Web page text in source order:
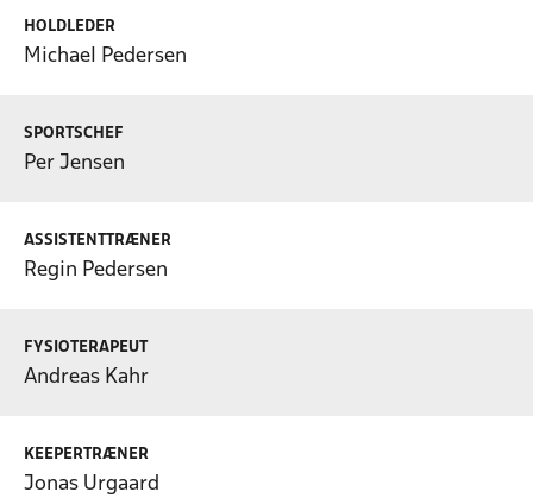
HOLDLEDER
Michael Pedersen
SPORTSCHEF
Per Jensen
ASSISTENTTRÆNER
Regin Pedersen
FYSIOTERAPEUT
Andreas Kahr
KEEPERTRÆNER
Jonas Urgaard